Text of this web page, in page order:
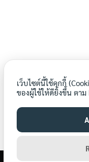
เว็บไซต์นี้ใช้คุกกี้
ของผู้ใช้ให้ดียิ่งขึ้น ตาม